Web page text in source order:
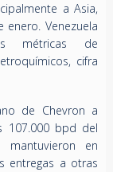
a Asia,
Venezuela
métricas de
cifra
de Chevron a
107.000 bpd del
en
entregas a otras